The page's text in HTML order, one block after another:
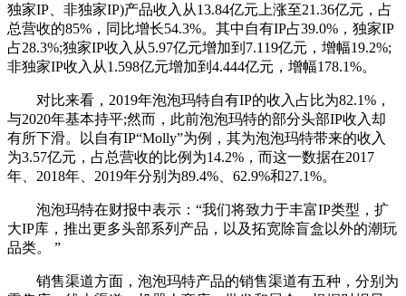
独家IP、非独家IP)产品收入从13.84亿元上涨至21.36亿元，占
总营收的85%，同比增长54.3%。其中自有IP占39.0%，独家IP
占28.3%;独家IP收入从5.97亿元增加到7.119亿元，增幅19.2%;
非独家IP收入从1.598亿元增加到4.444亿元，增幅178.1%。
对比来看，2019年泡泡玛特自有IP的收入占比为82.1%，
与2020年基本持平;然而，此前泡泡玛特的部分头部IP收入却
有所下滑。以自有IP“Molly”为例，其为泡泡玛特带来的收入
为3.57亿元，占总营收的比例为14.2%，而这一数据在2017
年、2018年、2019年分别为89.4%、62.9%和27.1%。
泡泡玛特在财报中表示：“我们将致力于丰富IP类型，扩
大IP库，推出更多头部系列产品，以及拓宽除盲盒以外的潮玩
品类。 ”
销售渠道方面，泡泡玛特产品的销售渠道有五种，分别为